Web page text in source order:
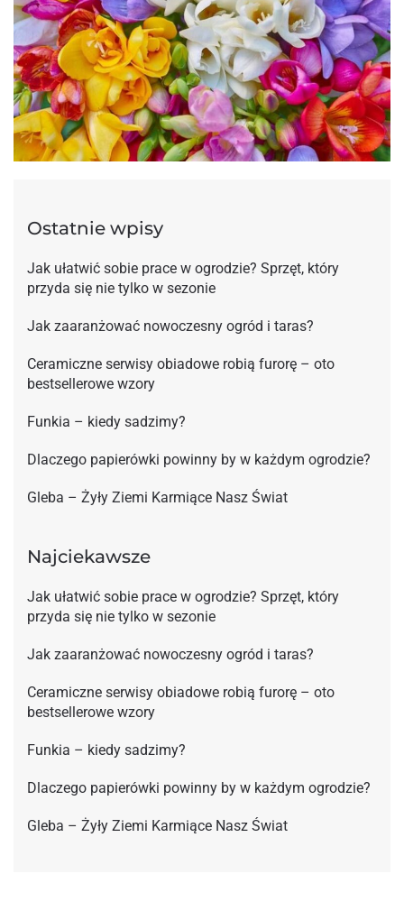
Ostatnie wpisy
Jak ułatwić sobie prace w ogrodzie? Sprzęt, który
przyda się nie tylko w sezonie
Jak zaaranżować nowoczesny ogród i taras?
Ceramiczne serwisy obiadowe robią furorę – oto
bestsellerowe wzory
Funkia – kiedy sadzimy?
Dlaczego papierówki powinny by w każdym ogrodzie?
Gleba – Żyły Ziemi Karmiące Nasz Świat
Najciekawsze
Jak ułatwić sobie prace w ogrodzie? Sprzęt, który
przyda się nie tylko w sezonie
Jak zaaranżować nowoczesny ogród i taras?
Ceramiczne serwisy obiadowe robią furorę – oto
bestsellerowe wzory
Funkia – kiedy sadzimy?
Dlaczego papierówki powinny by w każdym ogrodzie?
Gleba – Żyły Ziemi Karmiące Nasz Świat